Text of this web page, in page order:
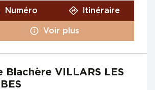
Numéro Itinéraire
Voir plus
Blachère VILLARS LES